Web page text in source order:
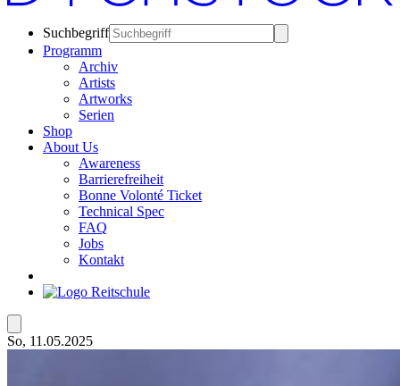
Suchbegriff
Programm
Archiv
Artists
Artworks
Serien
Shop
About Us
Awareness
Barrierefreiheit
Bonne Volonté Ticket
Technical Spec
FAQ
Jobs
Kontakt
So, 11.05.2025